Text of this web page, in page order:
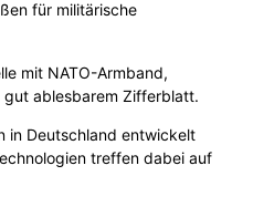
für militärische
mit NATO-Armband,
gut ablesbarem Zifferblatt.
in Deutschland entwickelt
treffen dabei auf